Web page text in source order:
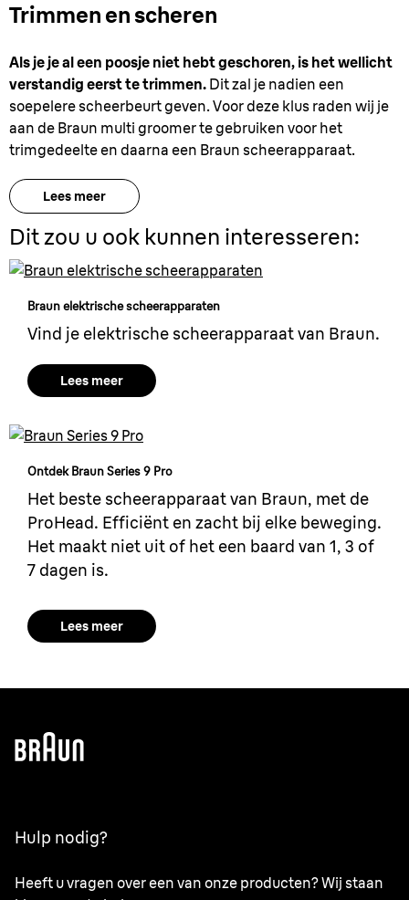
Trimmen en scheren
Als je je al een poosje niet hebt geschoren, is het wellicht
verstandig eerst te trimmen. Dit zal je nadien een
soepelere scheerbeurt geven. Voor deze klus raden wij je
aan de Braun multi groomer te gebruiken voor het
trimgedeelte en daarna een Braun scheerapparaat.
Lees meer
Dit zou u ook kunnen interesseren:
Braun elektrische scheerapparaten
Vind je elektrische scheerapparaat van Braun.
Lees meer
Ontdek Braun Series 9 Pro
Het beste scheerapparaat van Braun, met de
ProHead. Efficiënt en zacht bij elke beweging.
Het maakt niet uit of het een baard van 1, 3 of
7 dagen is.
Lees meer
Hulp nodig?
Heeft u vragen over een van onze producten? Wij staan